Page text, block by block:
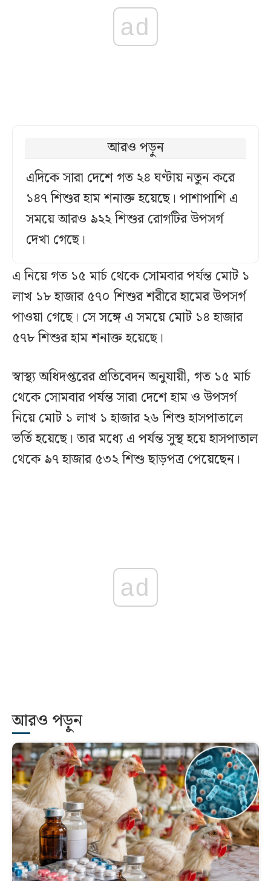
ad
আরও পড়ুন
এদিকে সারা দেশে গত ২৪ ঘণ্টায় নতুন করে
১৪৭ শিশুর হাম শনাক্ত হয়েছে। পাশাপাশি এ
সময়ে আরও ৯২২ শিশুর রোগটির উপসর্গ
দেখা গেছে।
এ নিয়ে গত ১৫ মার্চ থেকে সোমবার পর্যন্ত মোট ১
লাখ ১৮ হাজার ৫৭০ শিশুর শরীরে হামের উপসর্গ
পাওয়া গেছে। সে সঙ্গে এ সময়ে মোট ১৪ হাজার
৫৭৮ শিশুর হাম শনাক্ত হয়েছে।
স্বাস্থ্য অধিদপ্তরের প্রতিবেদন অনুযায়ী, গত ১৫ মার্চ
থেকে সোমবার পর্যন্ত সারা দেশে হাম ও উপসর্গ
নিয়ে মোট ১ লাখ ১ হাজার ২৬ শিশু হাসপাতালে
ভর্তি হয়েছে। তার মধ্যে এ পর্যন্ত সুস্থ হয়ে হাসপাতাল
থেকে ৯৭ হাজার ৫৩২ শিশু ছাড়পত্র পেয়েছেন।
ad
আরও পড়ুন